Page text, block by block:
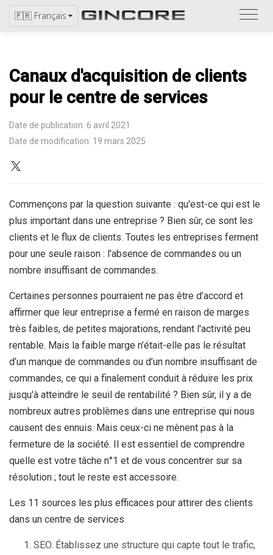
🇫🇷 Français
Canaux d'acquisition de clients
pour le centre de services
Date de publication: 6 avril 2021
Date de modification: 19 mars 2025
Commençons par la question suivante : qu'est-ce qui est le
plus important dans une entreprise ? Bien sûr, ce sont les
clients et le flux de clients. Toutes les entreprises ferment
pour une seule raison : l'absence de commandes ou un
nombre insuffisant de commandes.
Certaines personnes pourraient ne pas être d'accord et
affirmer que leur entreprise a fermé en raison de marges
très faibles, de petites majorations, rendant l'activité peu
rentable. Mais la faible marge n’était-elle pas le résultat
d’un manque de commandes ou d’un nombre insuffisant de
commandes, ce qui a finalement conduit à réduire les prix
jusqu'à atteindre le seuil de rentabilité ? Bien sûr, il y a de
nombreux autres problèmes dans une entreprise qui nous
causent des ennuis. Mais ceux-ci ne mènent pas à la
fermeture de la société. Il est essentiel de comprendre
quelle est votre tâche n°1 et de vous concentrer sur sa
résolution ; tout le reste est accessoire.
Les 11 sources les plus efficaces pour attirer des clients
dans un centre de services
SEO. Établissez une structure qui capte tout le trafic,